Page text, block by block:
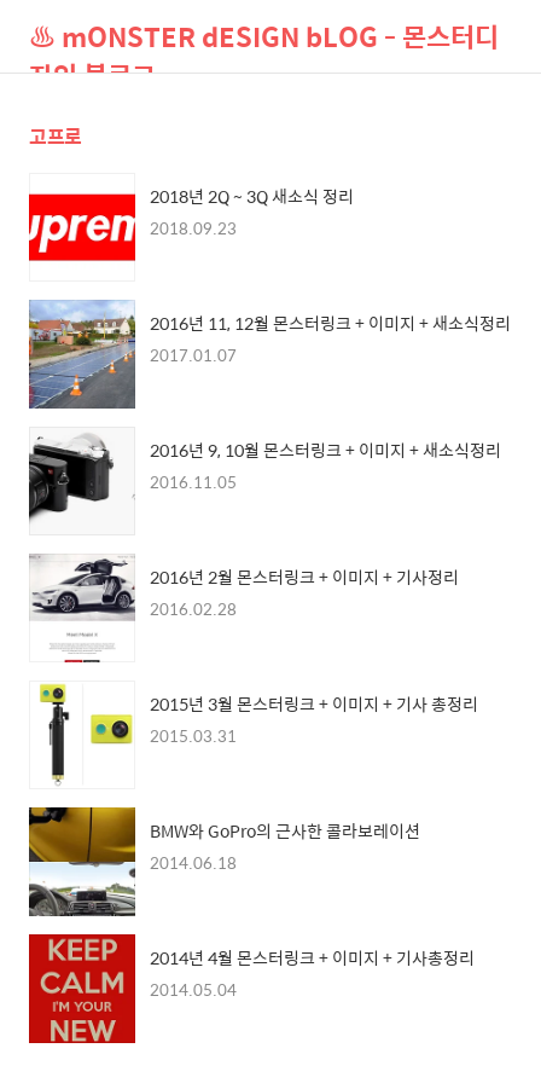
♨ mONSTER dESIGN bLOG - 몬스터디
자인 블로그
고프로
2018년 2Q ~ 3Q 새소식 정리
2018.09.23
2016년 11, 12월 몬스터링크 + 이미지 + 새소식정리
2017.01.07
2016년 9, 10월 몬스터링크 + 이미지 + 새소식정리
2016.11.05
2016년 2월 몬스터링크 + 이미지 + 기사정리
2016.02.28
2015년 3월 몬스터링크 + 이미지 + 기사 총정리
2015.03.31
BMW와 GoPro의 근사한 콜라보레이션
2014.06.18
2014년 4월 몬스터링크 + 이미지 + 기사총정리
2014.05.04